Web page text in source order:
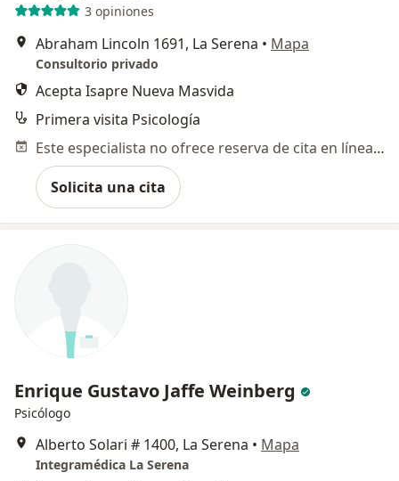
3 opiniones
Abraham Lincoln 1691, La Serena • Mapa
Consultorio privado
Acepta Isapre Nueva Masvida
Primera visita Psicología
Este especialista no ofrece reserva de cita en línea en esta dirección.
Solicita una cita
Enrique Gustavo Jaffe Weinberg
Psicólogo
Alberto Solari # 1400, La Serena • Mapa
Integramédica La Serena